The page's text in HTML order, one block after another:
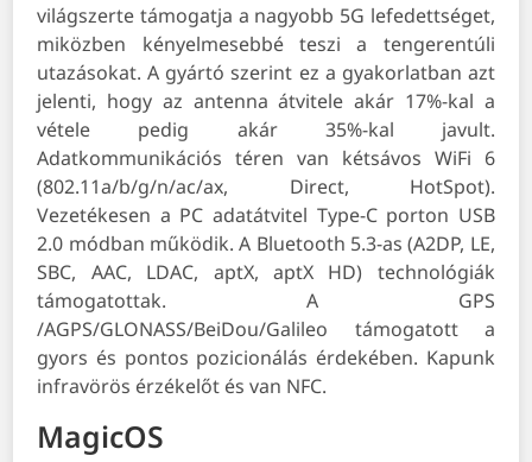
világszerte támogatja a nagyobb 5G lefedettséget,
miközben kényelmesebbé teszi a tengerentúli
utazásokat. A gyártó szerint ez a gyakorlatban azt
jelenti, hogy az antenna átvitele akár 17%-kal a
vétele pedig akár 35%-kal javult.
Adatkommunikációs téren van kétsávos WiFi 6
(802.11a/b/g/n/ac/ax, Direct, HotSpot).
Vezetékesen a PC adatátvitel Type-C porton USB
2.0 módban működik. A Bluetooth 5.3-as (A2DP, LE,
SBC, AAC, LDAC, aptX, aptX HD) technológiák
támogatottak. A GPS
/AGPS/GLONASS/BeiDou/Galileo támogatott a
gyors és pontos pozicionálás érdekében. Kapunk
infravörös érzékelőt és van NFC.
MagicOS